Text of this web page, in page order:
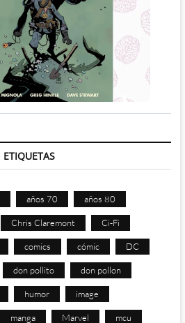
ETIQUETAS
años 70 años 80
Chris Claremont Ci-Fi
comics cómic DC
don pollito don pollon
humor image
manga Marvel mcu